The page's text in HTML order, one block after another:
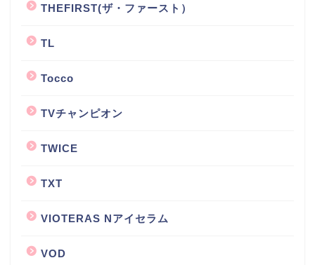
THEFIRST(ザ・ファースト）
TL
Tocco
TVチャンピオン
TWICE
TXT
VIOTERAS Nアイセラム
VOD